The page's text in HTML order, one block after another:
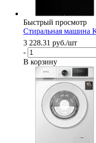
Быстрый просмотр
Стиральная машина
3 228.31 руб./шт
-
В корзину